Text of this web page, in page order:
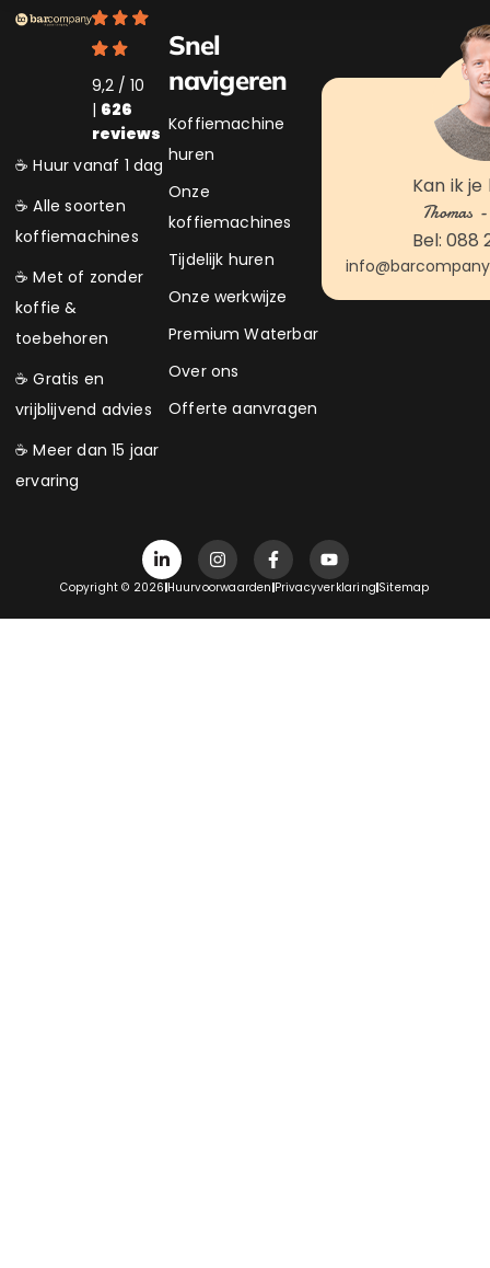
9,2 / 10
| 626
reviews
☕ Huur vanaf 1 dag
☕ Alle soorten
koffiemachines
☕ Met of zonder
koffie &
toebehoren
☕ Gratis en
vrijblijvend advies
☕ Meer dan 15 jaar
ervaring
Snel
navigeren
Koffiemachine
huren
Onze
koffiemachines
Tijdelijk huren
Onze werkwijze
Premium Waterbar
Over ons
Offerte aanvragen
Kan ik
Thomas
Bel: 088
Copyright © 2026 Huurvoorwaarden PrivacyverklaringSitemap